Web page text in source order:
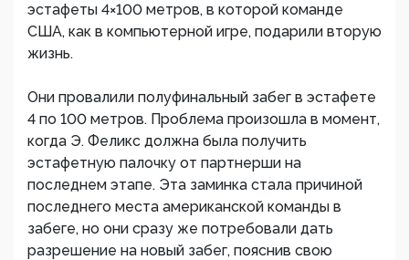
эстафеты 4×100 метров, в которой команде
США, как в компьютерной игре, подарили вторую
жизнь.
Они провалили полуфинальный забег в эстафете
4 по 100 метров. Проблема произошла в момент,
когда Э. Феликс должна была получить
эстафетную палочку от партнерши на
последнем этапе. Эта заминка стала причиной
последнего места американской команды в
забеге, но они сразу же потребовали дать
разрешение на новый забег, пояснив свою